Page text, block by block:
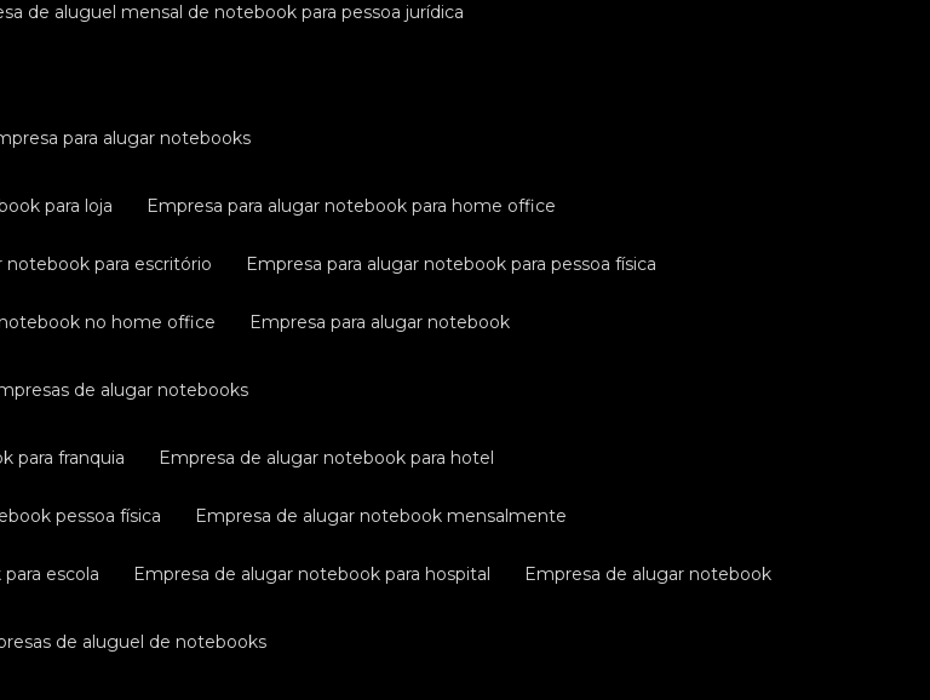
de aluguel mensal de notebook para pessoa jurídica
para alugar notebooks
para loja empresa para alugar notebook para home office
notebook para escritório empresa para alugar notebook para pessoa física
notebook no home office empresa para alugar notebook
de alugar notebooks
para franquia empresa de alugar notebook para hotel
pessoa física empresa de alugar notebook mensalmente
escola empresa de alugar notebook para hospital empresa de alugar notebook
de aluguel de notebooks